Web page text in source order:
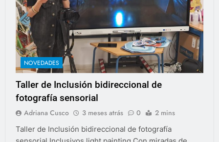
NOVEDADES
Taller de Inclusión bidireccional de
fotografía sensorial
Adriana Cusco 3 meses atrás 0 2 mins
Taller de Inclusión bidireccional de fotografía